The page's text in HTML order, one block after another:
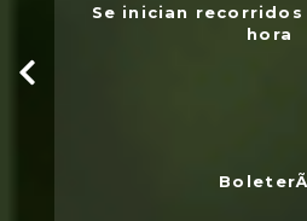
Se inician
hora